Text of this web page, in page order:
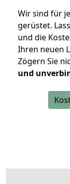
Wir sind für
gerüstet.
und die
Ihren neuen
Zögern Sie
und